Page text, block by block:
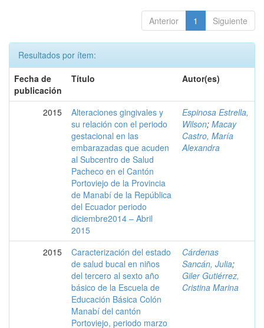
Anterior 1 Siguiente
Resultados por ítem:
Fecha de
publicación
Título Autor(es)
2015
Alteraciones gingivales y
su relación con el periodo
gestacional en las
embarazadas que acuden
al Subcentro de Salud
Pacheco en el Cantón
Portoviejo de la Provincia
de Manabí de la República
del Ecuador periodo
diciembre2014 – Abril
2015
Espinosa Estrella,
Wilson; Macay
Castro, María
Alexandra
2015
Caracterización del estado
de salud bucal en niños
del tercero al sexto año
básico de la Escuela de
Educación Básica Colón
Manabí del cantón
Portoviejo, periodo marzo
Cárdenas
Sancán, Julia;
Giler Gutiérrez,
Cristina Marina